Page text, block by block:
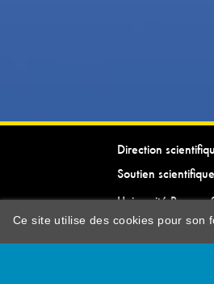
Direction
Soutien
Université
Ce site utilise des cookies pour son